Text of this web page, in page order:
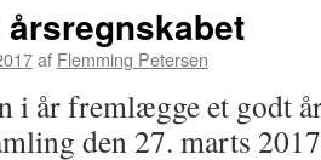
årsregnskabet
af Flemming Petersen
i år fremlægge et godt
den 27. marts